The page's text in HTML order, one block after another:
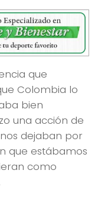
que
Colombia lo
bien
una acción de
dejaban por
que estábamos
como